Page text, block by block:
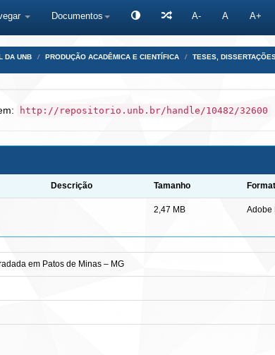
Documentos A- A A+
DA UNB PRODUÇÃO ACADÊMICA E CIENTÍFICA TESES,
http://repositorio.unb.br/handle/10482/32600
Descrição Tamanho
2,47 MB Adobe
em Patos de Minas – MG